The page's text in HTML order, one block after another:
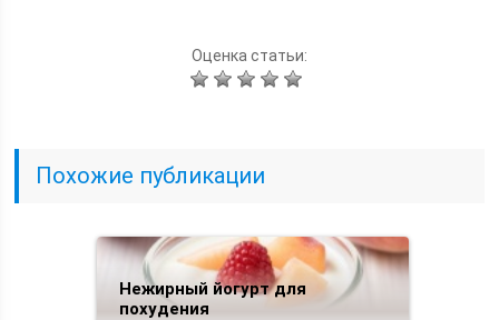
Оценка статьи:
Похожие публикации
Нежирный йогурт для
похудения